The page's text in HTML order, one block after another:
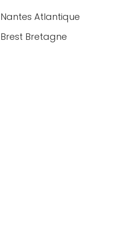
Atlantique
Bretagne